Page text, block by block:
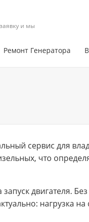
и мы
Ремонт Генератора
сервис для
что
двигателя.
нагрузка